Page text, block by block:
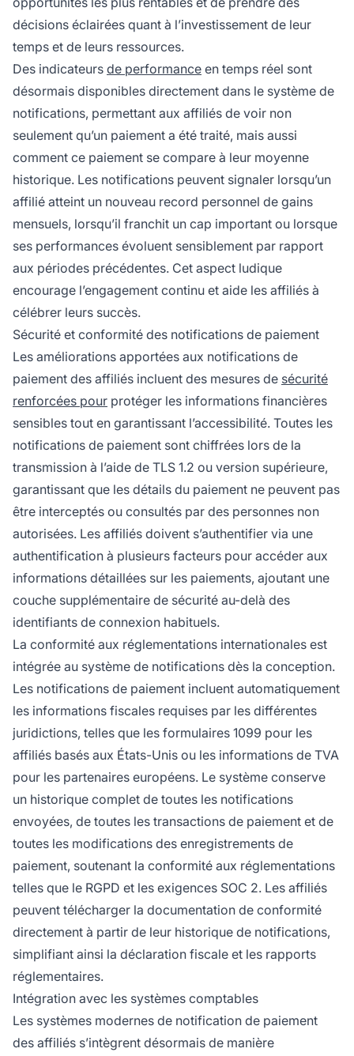
décisions éclairées quant à l’investissement de leur
temps et de leurs ressources.
Des indicateurs de performance en temps réel sont
désormais disponibles directement dans le système de
notifications, permettant aux affiliés de voir non
seulement qu’un paiement a été traité, mais aussi
comment ce paiement se compare à leur moyenne
historique. Les notifications peuvent signaler lorsqu’un
affilié atteint un nouveau record personnel de gains
mensuels, lorsqu’il franchit un cap important ou lorsque
ses performances évoluent sensiblement par rapport
aux périodes précédentes. Cet aspect ludique
encourage l’engagement continu et aide les affiliés à
célébrer leurs succès.
Sécurité et conformité des notifications de paiement
Les améliorations apportées aux notifications de
paiement des affiliés incluent des mesures de sécurité
renforcées pour protéger les informations financières
sensibles tout en garantissant l’accessibilité. Toutes les
notifications de paiement sont chiffrées lors de la
transmission à l’aide de TLS 1.2 ou version supérieure,
garantissant que les détails du paiement ne peuvent pas
être interceptés ou consultés par des personnes non
autorisées. Les affiliés doivent s’authentifier via une
authentification à plusieurs facteurs pour accéder aux
informations détaillées sur les paiements, ajoutant une
couche supplémentaire de sécurité au-delà des
identifiants de connexion habituels.
La conformité aux réglementations internationales est
intégrée au système de notifications dès la conception.
Les notifications de paiement incluent automatiquement
les informations fiscales requises par les différentes
juridictions, telles que les formulaires 1099 pour les
affiliés basés aux États-Unis ou les informations de TVA
pour les partenaires européens. Le système conserve
un historique complet de toutes les notifications
envoyées, de toutes les transactions de paiement et de
toutes les modifications des enregistrements de
paiement, soutenant la conformité aux réglementations
telles que le RGPD et les exigences SOC 2. Les affiliés
peuvent télécharger la documentation de conformité
directement à partir de leur historique de notifications,
simplifiant ainsi la déclaration fiscale et les rapports
réglementaires.
Intégration avec les systèmes comptables
Les systèmes modernes de notification de paiement
des affiliés s’intègrent désormais de manière